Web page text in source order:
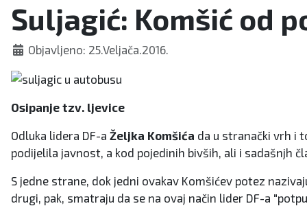
Suljagić: Komšić od
Objavljeno: 25.Veljača.2016.
Osipanje tzv. ljevice
Odluka lidera DF-a Željka Komšića da u stranački vrh i
podijelila javnost, a kod pojedinih bivših, ali i sadašnjh
S jedne strane, dok jedni ovakav Komšićev potez
drugi, pak, smatraju da se na ovaj način lider DF-a